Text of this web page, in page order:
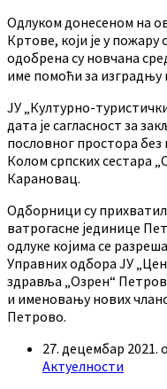
Одлуком донесеном на
Кртове, који је у пожару
одобрена су новчана
име помоћи за изградњу
ЈУ „Културно-
дата је сагласност за
пословног простора без
Колом српских сестара
Карановац.
Одборници су
ватрогасне јединице
одлуке којима се
Управних одбора ЈУ
здравља „Озрен“
и именовању нових
Петрово.
27. децембар 2021.
Актуелности